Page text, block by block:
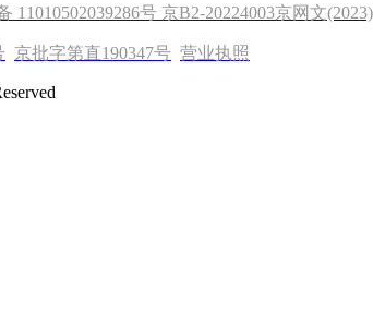
11010502039286号 京B2-20224003京网文
京批字第直190347号 营业执照